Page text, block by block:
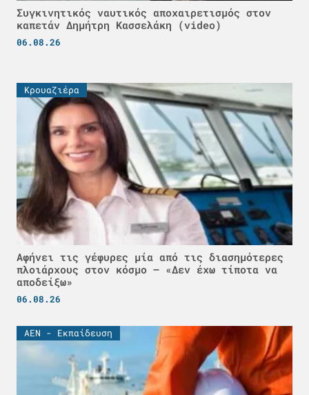
Συγκινητικός ναυτικός αποχαιρετισμός στον
καπετάν Δημήτρη Κασσελάκη (video)
06.08.26
Κρουαζιέρα
Αφήνει τις γέφυρες μία από τις διασημότερες
πλοιάρχους στον κόσμο – «Δεν έχω τίποτα να
αποδείξω»
06.08.26
ΑΕΝ - Εκπαίδευση